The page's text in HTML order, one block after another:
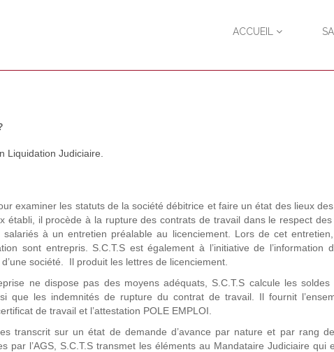
ACCUEIL
Liquidation Judiciaire.
examiner les statuts de la société débitrice et faire un état des lieux
établi, il procède à la rupture des contrats de travail dans le respect des
à un entretien préalable au licenciement. Lors de cet entretien,
sont entrepris. S.C.T.S est également à l’initiative de l’information
société. Il produit les lettres de licenciement.
ne dispose pas des moyens adéquats, S.C.T.S calcule les
que les indemnités de rupture du contrat de travail. Il fournit
de travail et l’attestation POLE EMPLOI.
transcrit sur un état de demande d’avance par nature et par rang
par l’AGS, S.C.T.S transmet les éléments au Mandataire Judiciaire qui